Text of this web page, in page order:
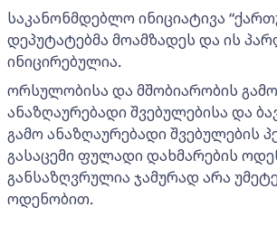
საკანონმდებლო ინიციატივა
დეპუტატებმა მოამზადეს და ის
ინიცირებულია.
ორსულობისა და მშობიარობის გამო
ანაზღაურებადი შვებულებისა და
გამო ანაზღაურებადი შვებულების
გასაცემი ფულადი დახმარების
განსაზღვრულია ჯამურად არა
ოდენობით.